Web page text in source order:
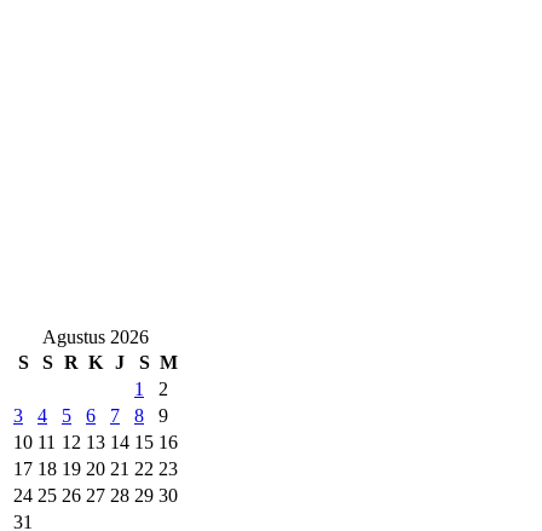
Agustus 2026
S
S R K J S M
1
2
3
4 5 6 7 8
9
10 11 12 13 14 15 16
17 18 19 20 21 22 23
24 25 26 27 28 29 30
31